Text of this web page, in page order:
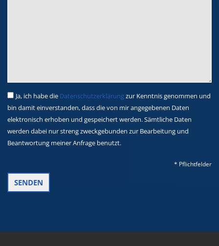
Ja, ich habe die Datenschutzerklärungzur Kenntnis genommen und
bin damit einverstanden, dass die von mir angegebenen Daten
elektronisch erhoben und gespeichert werden. Sämtliche Daten
werden dabei nur streng zweckgebunden zur Bearbeitung und
Beantwortung meiner Anfrage benutzt.
* Pflichtfelder